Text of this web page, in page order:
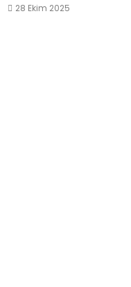
28 Ekim 2025